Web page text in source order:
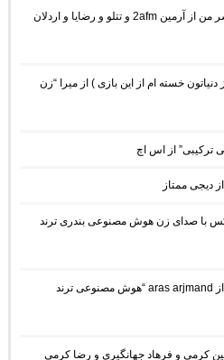
دانلود آهنگ شاد همسر من تاج سر من از آرمین 2afm و تتلو و رضایا و اردلان
خسته ام از این بازی ) از میرا “زن
با صدای زن هوش مصنوعی بندری ترند
دانلود آهنگ من فقط عاشق اینم از aras arjmand “هوش مصنوعی ترند
کرمی و فرهاد جهانگیری و رضا کرمی